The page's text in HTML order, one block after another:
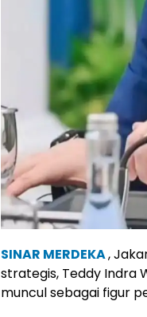
SINAR MERDEKA,
strategis, Teddy Indra
muncul sebagai figur